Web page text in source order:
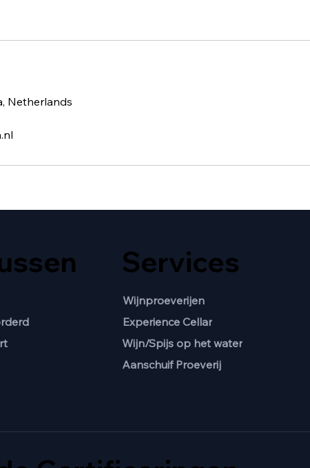
Netherlands
Services
Wijnproeverijen
Experience Cellar
Wijn/Spijs op het water
Aanschuif Proeverij